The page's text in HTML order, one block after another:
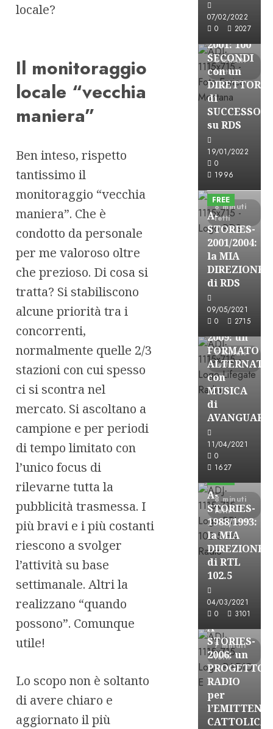
locale?
Il monitoraggio
locale “vecchia
maniera”
Ben inteso, rispetto
tantissimo il
monitoraggio “vecchia
maniera”. Che è
condotto da personale
per me valoroso oltre
che prezioso. Di cosa si
tratta? Si stabiliscono
alcune priorità tra i
concorrenti,
normalmente quelle 2/3
stazioni con cui spesso
ci si scontra nel
mercato. Si ascoltano a
campione e per periodi
di tempo limitato con
l’unico focus di
rilevarne tutta la
pubblicità trasmessa. I
più bravi e i più costanti
riescono a svolger
l’attività su base
settimanale. Altri la
realizzano “quando
possono”. Comunque
utile!
Lo scopo non è soltanto
di avere chiaro e
aggiornato il più
07/02/2022
0
2027
3 minuti
letti
A-
STORIES-
2001: 100
SECONDI
con un
DIRETTORE
di
SUCCESSO
su RDS
19/01/2022
0
1996
8 minuti
letti
A-Stories
FREE
A-
STORIES-
2001/2004:
la MIA
DIREZIONE
di RDS
09/05/2021
0
2715
5 minuti
letti
A-Stories
Formazione
A-
STORIES-
2009: un
FORMATO
con
MUSICA
di
11/04/2021
0
1627
8 minuti
letti
A-Stories
Formazione
A-
STORIES-
1988/1993:
la MIA
DIREZIONE
di RTL
102.5
04/03/2021
0
3101
7 minuti
letti
A-Stories
Formazione
FREE
A-
STORIES-
2006: un
PROGETTO
RADIO
per
CATTOLICA
A-Stories